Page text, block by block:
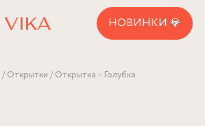
НОВИНКИ 💎
Открытки Открытка – Голубка